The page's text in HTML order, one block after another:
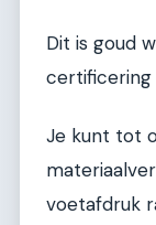
Dit is goud
certificering
Je kunt tot
voetafdruk